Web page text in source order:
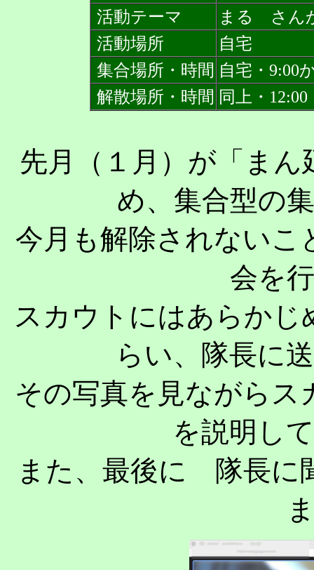
活動テーマ
まる さん
活動場所
自宅
集合場所・時間 自宅・9:00
解散場所・時間 同上・12:00
先月（１月）が「ま
め、集合型の
今月も解除されないこ
会を
スカウトにはあらか
らい、隊長に
その写真を見ながら
を説明し
また、最後に 隊長に